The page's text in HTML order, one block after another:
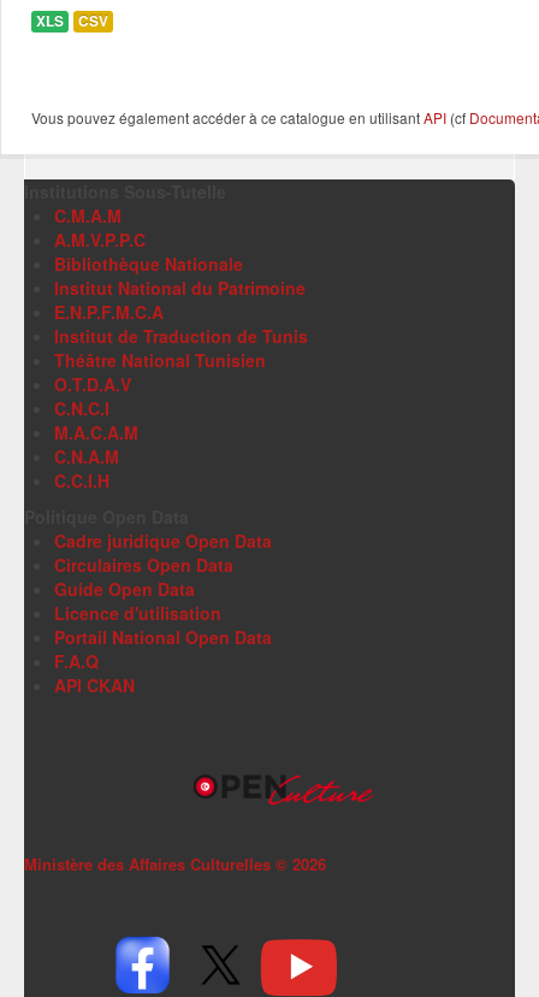
XLS CSV
Vous pouvez également accéder à ce catalogue en utilisantAPI (cf
C.M.A.M
A.M.V.P.P.C
Bibliothèque Nationale
Institut National du Patrimoine
E.N.P.F.M.C.A
Institut de Traduction de Tunis
Théâtre National Tunisien
O.T.D.A.V
C.N.C.I
M.A.C.A.M
C.N.A.M
C.C.I.H
Cadre juridique Open Data
Circulaires Open Data
Guide Open Data
Licence d'utilisation
Portail National Open Data
F.A.Q
API CKAN
Ministère des Affaires Culturelles © 2026